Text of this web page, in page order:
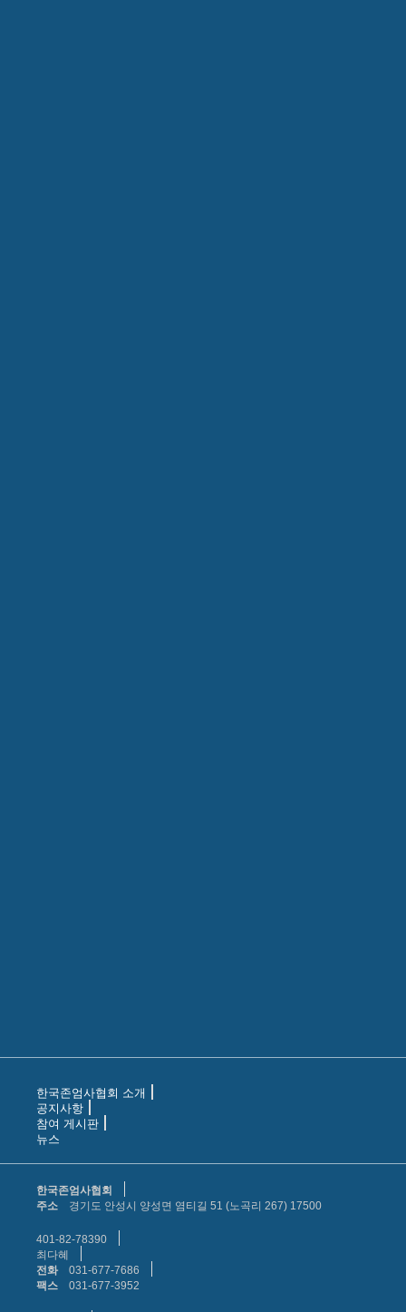
한국존엄사협회 소개
공지사항
참여 게시판
뉴스
한국존엄사협회
주소
경기도 안성시 양성면 염티길 51 (노곡리 267) 17500
401-82-78390
최다혜
전화
031-677-7686
팩스
031-677-3952